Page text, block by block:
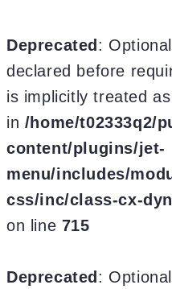
Deprecated :
declared before
is implicitly treated
in /home/t02333q2/
content/plugins/jet-
menu/includes/
css/inc/class-cx-
on line 715
Deprecated :